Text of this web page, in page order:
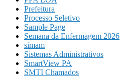
Prefeitura
Processo Seletivo
Sample Page
Semana da Enfermagem 2026
simam
Sistemas Administrativos
SmartView PA
SMTI Chamados